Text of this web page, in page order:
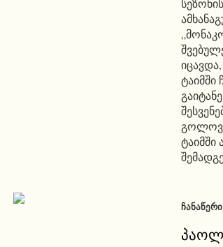
ᲩᲐᲜᲐᲬᲔᲠᲘ